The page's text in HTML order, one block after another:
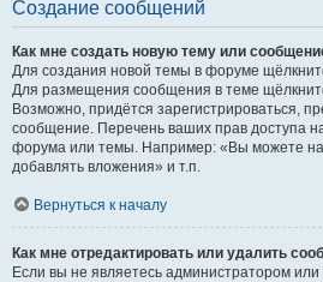
Создание сообщений
Как мне создать новую тему или
Для создания новой темы в форуме
Для размещения сообщения в теме
Возможно, придётся зарегистрироваться,
сообщение. Перечень ваших прав доступа
форума или темы. Например: «Вы можете
добавлять вложения» и т.п.
Вернуться к началу
Как мне отредактировать или удалить
Если вы не являетесь администратором